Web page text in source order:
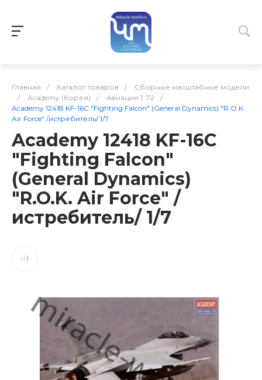
Главная / Каталог товаров /
Сборные масштабные модели
/
Academy (Корея) / Авиация 1: 72
/
Academy 12418 KF-16C "Fighting Falcon" (General Dynamics) "R.O.K.
Air Force" /истребитель/ 1/7
Academy 12418 KF-16C
"Fighting Falcon"
(General Dynamics)
"R.O.K. Air Force" /
истребитель/ 1/7